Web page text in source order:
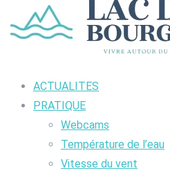
ACTUALITES
PRATIQUE
Webcams
Température de l’eau
Vitesse du vent